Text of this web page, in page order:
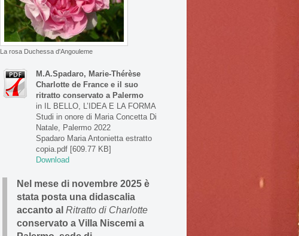
La rosa Duchessa d'Angouleme
M.A.Spadaro, Marie-Thérèse
Charlotte de France e il suo
ritratto conservato a Palermo
in IL BELLO, L’IDEA E LA FORMA
Studi in onore di Maria Concetta Di
Natale, Palermo 2022
Spadaro Maria Antonietta estratto
copia.pdf [609.77 KB]
Download
Nel mese di novembre 2025 è
stata posta una didascalia
accanto al Ritratto di Charlotte
conservato a Villa Niscemi a